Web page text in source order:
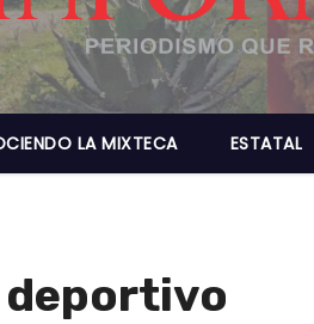
LA MIXTECA ESTATAL
deportivo